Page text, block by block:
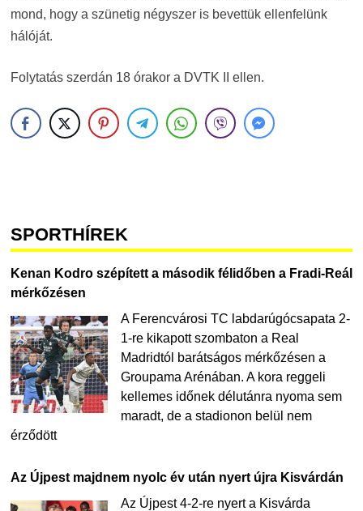
mond, hogy a szünetig négyszer is bevettük ellenfelünk
hálóját.
Folytatás szerdán 18 órakor a DVTK II ellen.
SPORTHÍREK
Kenan Kodro szépített a második félidőben a Fradi-Reál
mérkőzésen
A Ferencvárosi TC labdarúgócsapata 2-
1-re kikapott szombaton a Real
Madridtól barátságos mérkőzésen a
Groupama Arénában. A kora reggeli
kellemes időnek délutánra nyoma sem
maradt, de a stadionon belül nem
érződött
Az Újpest majdnem nyolc év után nyert újra Kisvárdán
Az Újpest 4-2-re nyert a Kisvárda